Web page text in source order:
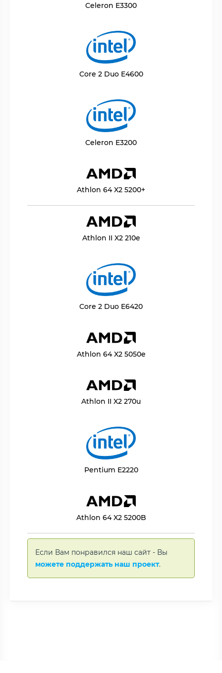
Celeron E3300
Core 2 Duo E4600
Celeron E3200
Athlon 64 X2 5200+
Athlon II X2 210e
Core 2 Duo E6420
Athlon 64 X2 5050e
Athlon II X2 270u
Pentium E2220
Athlon 64 X2 5200B
Если Вам понравился наш сайт - Вы
можете поддержать наш проект.